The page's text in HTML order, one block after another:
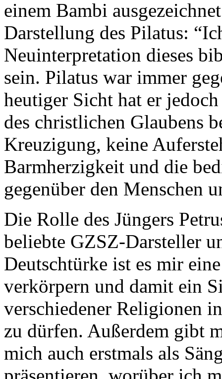
einem Bambi
Darstellung des Pilatus:
Neuinterpretation dieses
sein. Pilatus war immer
heutiger Sicht hat er
des christlichen Glaubens
Kreuzigung, keine
Barmherzigkeit und die
gegenüber den Menschen
Die Rolle des Jüngers
beliebte GZSZ-Darsteller
Deutschtürke ist es mir
verkörpern und damit ein
verschiedener Religionen
zu dürfen. Außerdem gibt
mich auch erstmals als